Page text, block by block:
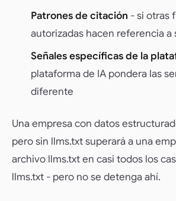
Patrones de citación - si otras
autorizadas hacen referencia a
Señales específicas de la
plataforma de IA pondera las
diferente
Una empresa con datos
pero sin llms.txt superará a una
archivo llms.txt en casi todos los
llms.txt - pero no se detenga ahí.